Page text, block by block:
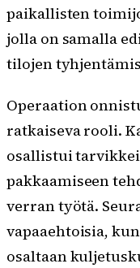
paikallisten
jolla on samalla
tilojen
Operaation
ratkaiseva rooli.
osallistui
pakkaamiseen
verran työtä.
vapaaehtoisia,
osaltaan